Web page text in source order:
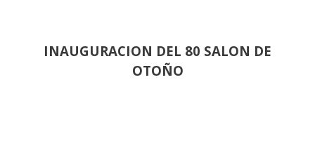
INAUGURACION DEL 80 SALON DE
OTOÑO